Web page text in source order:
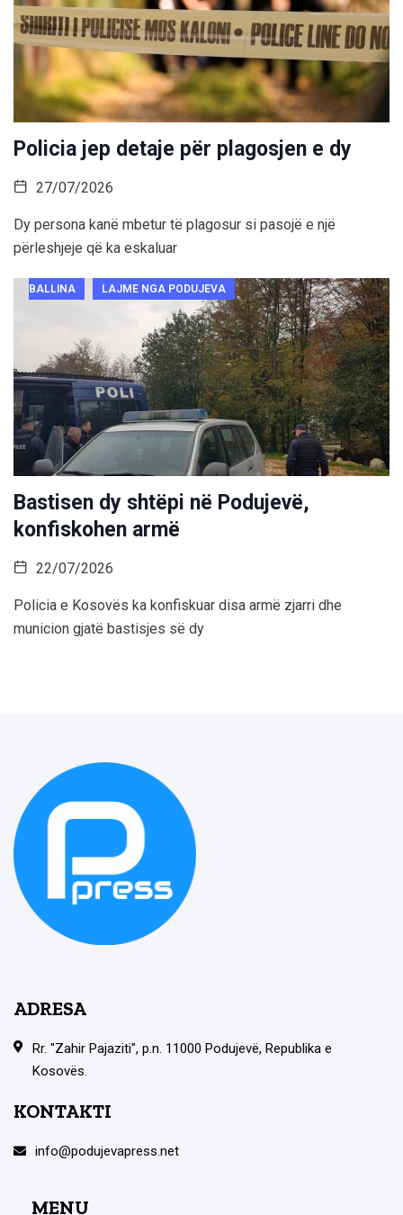
Policia jep detaje për plagosjen e dy
27/07/2026
Dy persona kanë mbetur të plagosur si pasojë e një
përleshjeje që ka eskaluar
BALLINA LAJME NGA PODUJEVA
Bastisen dy shtëpi në Podujevë,
konfiskohen armë
22/07/2026
Policia e Kosovës ka konfiskuar disa armë zjarri dhe
municion gjatë bastisjes së dy
ADRESA
Rr. "Zahir Pajaziti", p.n. 11000 Podujevë, Republika e
Kosovës.
KONTAKTI
info@podujevapress.net
MENU